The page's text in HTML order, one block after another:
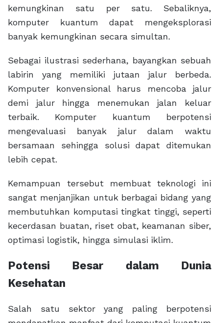
kemungkinan satu per satu. Sebaliknya,
komputer kuantum dapat mengeksplorasi
banyak kemungkinan secara simultan.
Sebagai ilustrasi sederhana, bayangkan sebuah
labirin yang memiliki jutaan jalur berbeda.
Komputer konvensional harus mencoba jalur
demi jalur hingga menemukan jalan keluar
terbaik. Komputer kuantum berpotensi
mengevaluasi banyak jalur dalam waktu
bersamaan sehingga solusi dapat ditemukan
lebih cepat.
Kemampuan tersebut membuat teknologi ini
sangat menjanjikan untuk berbagai bidang yang
membutuhkan komputasi tingkat tinggi, seperti
kecerdasan buatan, riset obat, keamanan siber,
optimasi logistik, hingga simulasi iklim.
Potensi Besar dalam Dunia
Kesehatan
Salah satu sektor yang paling berpotensi